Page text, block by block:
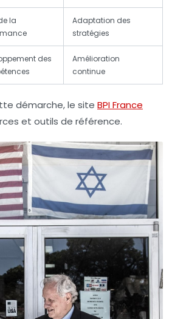
la
Adaptation des
stratégies
des
Amélioration
continue
démarche, le site BPI France
et outils de référence.